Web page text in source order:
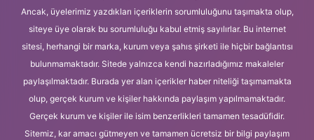
Ancak, üyelerimiz yazdıkları içeriklerin sorumluluğunu taşımakta olup,
siteye üye olarak bu sorumluluğu kabul etmiş sayılırlar. Bu internet
sitesi, herhangi bir marka, kurum veya şahıs şirketi ile hiçbir bağlantısı
bulunmamaktadır. Sitede yalnızca kendi hazırladığımız makaleler
paylaşılmaktadır. Burada yer alan içerikler haber niteliği taşımamakta
olup, gerçek kurum ve kişiler hakkında paylaşım yapılmamaktadır.
Gerçek kurum ve kişiler ile isim benzerlikleri tamamen tesadüfidir.
Sitemiz, kar amacı gütmeyen ve tamamen ücretsiz bir bilgi paylaşım